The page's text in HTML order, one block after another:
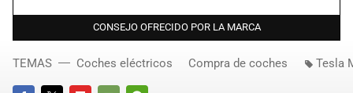
CONSEJO OFRECIDO POR LA MARCA
TEMAS Coches eléctricos Compra de coches Tesla